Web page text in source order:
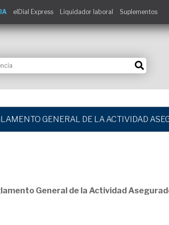
elDial Express Liquidador laboral Suplementos
GENERAL DE LA ACTIVIDAD
General de la Actividad